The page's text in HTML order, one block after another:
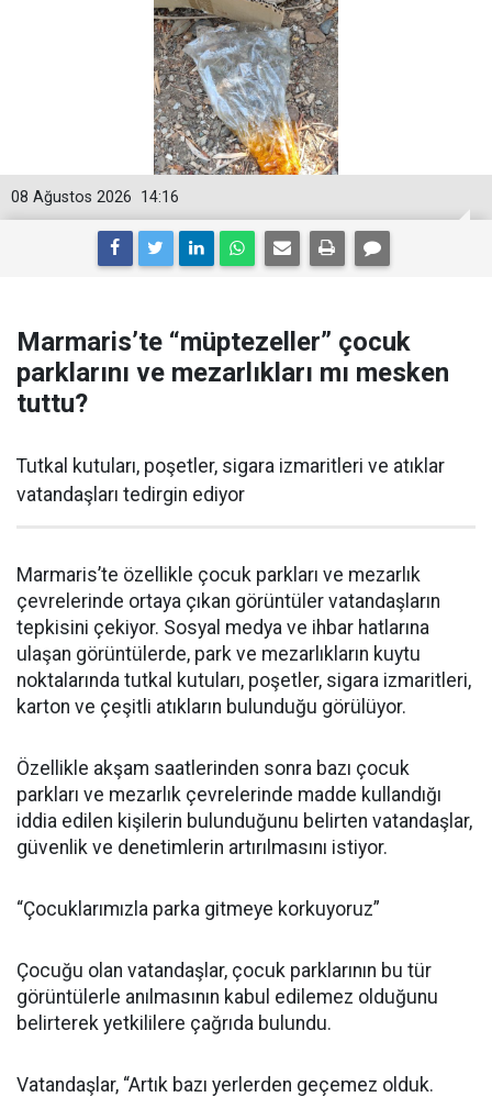
14:16
08 Ağustos 2026
Marmaris’te “müptezeller” çocuk
parklarını ve mezarlıkları mı mesken
tuttu?
Tutkal kutuları, poşetler, sigara izmaritleri ve atıklar
vatandaşları tedirgin ediyor
Marmaris’te özellikle çocuk parkları ve mezarlık
çevrelerinde ortaya çıkan görüntüler vatandaşların
tepkisini çekiyor. Sosyal medya ve ihbar hatlarına
ulaşan görüntülerde, park ve mezarlıkların kuytu
noktalarında tutkal kutuları, poşetler, sigara izmaritleri,
karton ve çeşitli atıkların bulunduğu görülüyor.
Özellikle akşam saatlerinden sonra bazı çocuk
parkları ve mezarlık çevrelerinde madde kullandığı
iddia edilen kişilerin bulunduğunu belirten vatandaşlar,
güvenlik ve denetimlerin artırılmasını istiyor.
“Çocuklarımızla parka gitmeye korkuyoruz”
Çocuğu olan vatandaşlar, çocuk parklarının bu tür
görüntülerle anılmasının kabul edilemez olduğunu
belirterek yetkililere çağrıda bulundu.
Vatandaşlar, “Artık bazı yerlerden geçemez olduk.